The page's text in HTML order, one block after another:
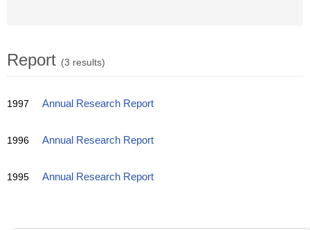
Report (3 results)
1997 Annual Research Report
1996 Annual Research Report
1995 Annual Research Report